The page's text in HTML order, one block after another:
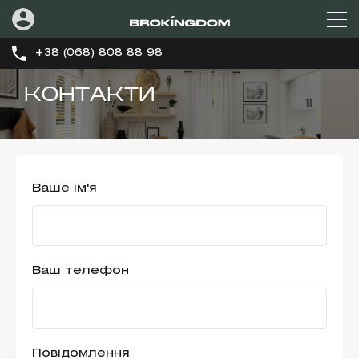
+38 (068) 808 88 98
КОНТАКТИ
Ваше ім'я
Ваш телефон
Повідомлення